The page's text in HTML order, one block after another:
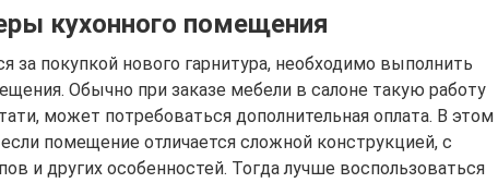
кухонного помещения
за покупкой нового гарнитура, необходимо выполнить
Обычно при заказе мебели в салоне такую работу
может потребоваться дополнительная оплата. В этом
помещение отличается сложной конструкцией, с
и других особенностей. Тогда лучше воспользоваться